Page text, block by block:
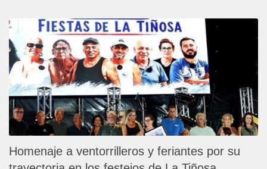
Homenaje a ventorrilleros y feriantes por su